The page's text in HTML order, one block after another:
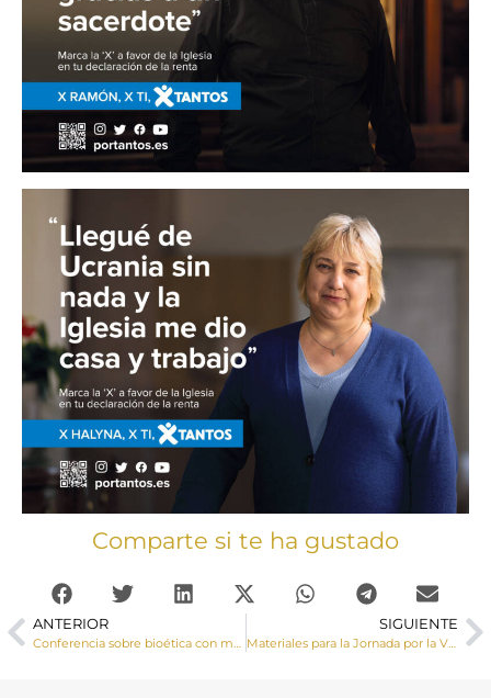
Comparte si te ha gustado
ANTERIOR
Conferencia sobre bioética con motivo de la Jornada por la Vida
SIGUIENTE
Materiales para la Jornada por la Vida 2023